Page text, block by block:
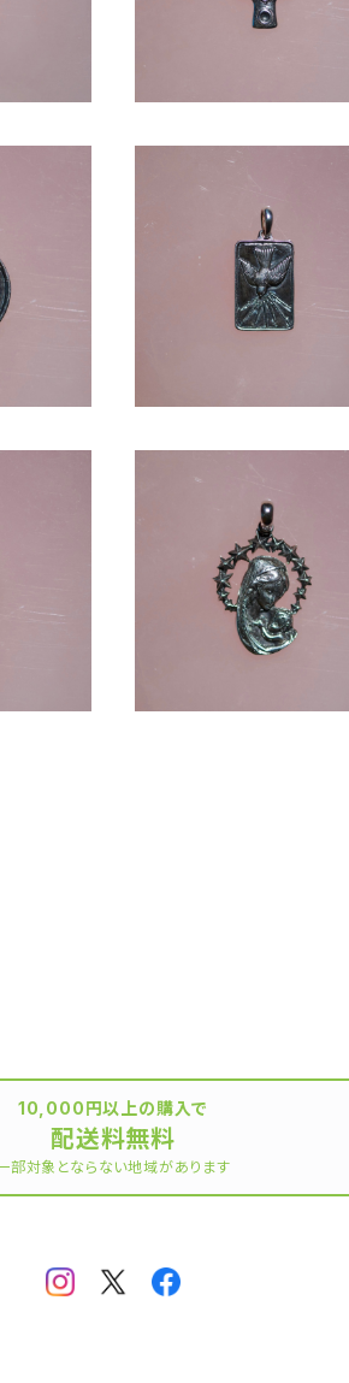
ADVENT -SV1000-
¥9,900
ST MARY -SV1000-
¥11,880
10,000円以上の購入で
配送料無料
部対象とならない地域があります